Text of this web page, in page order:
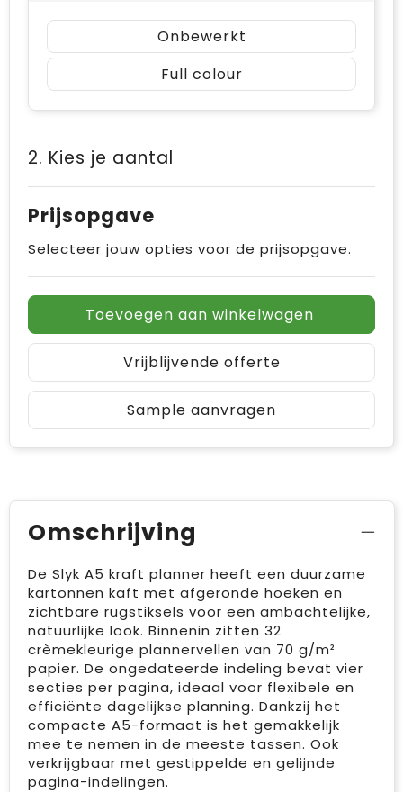
Onbewerkt
Full colour
2. Kies je aantal
Prijsopgave
Selecteer jouw opties voor de prijsopgave.
Toevoegen aan winkelwagen
Vrijblijvende offerte
Sample aanvragen
Omschrijving
De Slyk A5 kraft planner heeft een duurzame
kartonnen kaft met afgeronde hoeken en
zichtbare rugstiksels voor een ambachtelijke,
natuurlijke look. Binnenin zitten 32
crèmekleurige plannervellen van 70 g/m²
papier. De ongedateerde indeling bevat vier
secties per pagina, ideaal voor flexibele en
efficiënte dagelijkse planning. Dankzij het
compacte A5-formaat is het gemakkelijk
mee te nemen in de meeste tassen. Ook
verkrijgbaar met gestippelde en gelijnde
pagina-indelingen.